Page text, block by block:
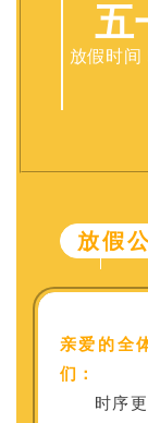
五
放假时
放假
亲爱的全
们：
时序更